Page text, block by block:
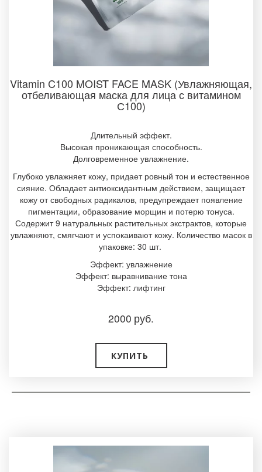
Vitamin C100 MOIST FACE MASK (Увлажняющая,
отбеливающая маска для лица с витамином
С100)
Длительный эффект.
Высокая проникающая способность.
Долговременное увлажнение.
Глубоко увлажняет кожу, придает ровный тон и естественное
сияние. Обладает антиоксидантным действием, защищает
кожу от свободных радикалов, предупреждает появление
пигментации, образование морщин и потерю тонуса.
Содержит 9 натуральных растительных экстрактов, которые
увлажняют, смягчают и успокаивают кожу. Количество масок в
упаковке: 30 шт.
Эффект: увлажнение
Эффект: выравнивание тона
Эффект: лифтинг
2000 руб.
КУПИТЬ